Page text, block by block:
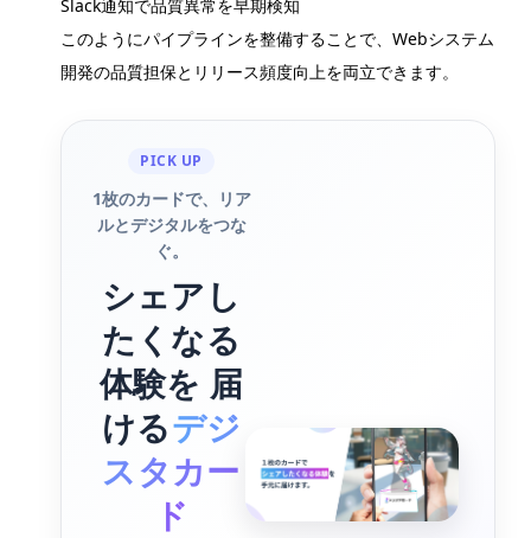
Slack通知で品質異常を早期検知
このようにパイプラインを整備することで、Webシステム
開発の品質担保とリリース頻度向上を両立できます。
PICK UP
1枚のカードで、リア
ルとデジタルをつな
ぐ。
シェアし
たくなる
体験を 届
けるデジ
スタカー
ド